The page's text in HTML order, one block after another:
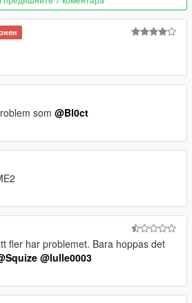
som @Bl0ct
fler har problemet. Bara hoppas det
@lulle0003